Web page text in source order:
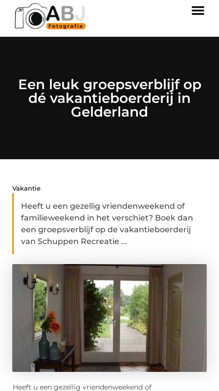
Een leuk groepsverblijf op
dé vakantieboerderij in
Gelderland
Vakantie
Heeft u een gezellig vriendenweekend of
familieweekend in het verschiet? Boek dan
een groepsverblijf op de vakantieboerderij
van Schuppen Recreatie ...
Heeft u een gezellig vriendenweekend of